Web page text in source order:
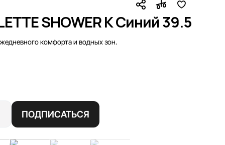
SHOWER K Синий 39.5
комфорта и водных зон.
ПОДПИСАТЬСЯ